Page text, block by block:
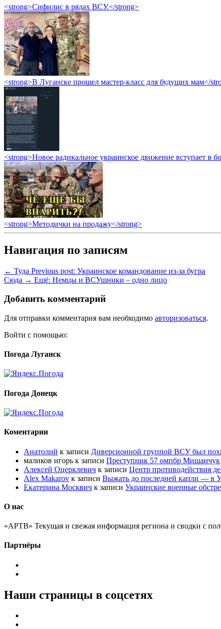
<strong>Сифилис в рядах ВСУ.</strong>
<strong>В Луганске прошел мастер-класс для будущих мам</
<strong>Новое радикальное украинское движение вступает в
<strong>Методички на продажу</strong>
Навигация по записям
← Туда Previous post: Украинское командование из-за бугра
Сюда → Ещё: Немцы и ВСУшники – одно лицо
Добавить комментарий
Для отправки комментария вам необходимо авторизоваться.
Войти с помощью:
Погода Луганск
Погода Донецк
Коментарии
Анатолий к записи Диверсионной группой ВСУ был
маликов игорь к записи Преступник 57 омпбр Мишанчук
Алексей Оцерклевич к записи Центр противодействия
Alex Makarov к записи Выжать до последней капли — в
Екатерина Москвич к записи Украинские военные
О нас
«АРТВ» Текущая и свежая информация региона и сводки с
Партнёры
Наши страницы в соцсетях